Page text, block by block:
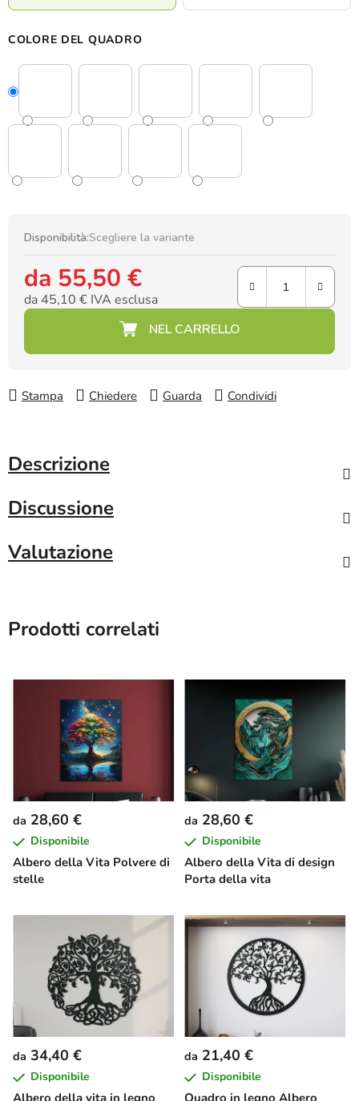
COLORE DEL QUADRO
Disponibilità:Scegliere la variante
da 55,50 €
da 45,10 € IVA esclusa
Prezzo della misura:
Stampa Chiedere Guarda Condividi
Descrizione
Discussione
Valutazione
Prodotti correlati
Albero della Vita Polvere di
stelle
da 28,60 €
Disponibile
Albero della Vita di design
Porta della vita
da 28,60 €
Disponibile
Albero della vita in legno
da 34,40 €
Disponibile
Quadro in legno Albero
da 21,40 €
Disponibile